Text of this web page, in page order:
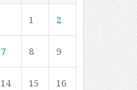
1 2
7 8 9
14 15 16